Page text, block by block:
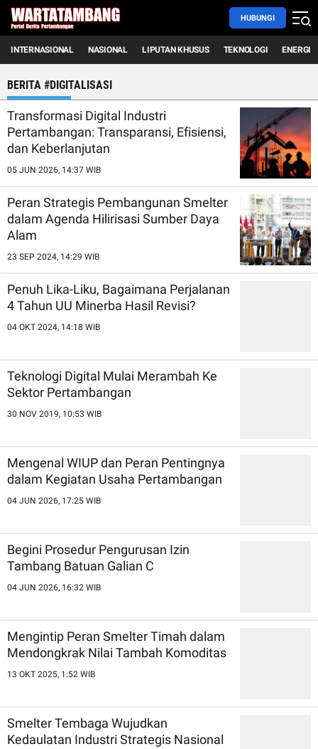
HUBUNGI
INTERNASIONAL NASIONAL LIPUTAN KHUSUS TEKNOLOGI ENERGI
BERITA #DIGITALISASI
Transformasi Digital Industri
Pertambangan: Transparansi, Efisiensi,
dan Keberlanjutan
05 JUN 2026, 14:37 WIB
Peran Strategis Pembangunan Smelter
dalam Agenda Hilirisasi Sumber Daya
Alam
23 SEP 2024, 14:29 WIB
Penuh Lika-Liku, Bagaimana Perjalanan
4 Tahun UU Minerba Hasil Revisi?
04 OKT 2024, 14:18 WIB
Teknologi Digital Mulai Merambah Ke
Sektor Pertambangan
30 NOV 2019, 10:53 WIB
Mengenal WIUP dan Peran Pentingnya
dalam Kegiatan Usaha Pertambangan
04 JUN 2026, 17:25 WIB
Begini Prosedur Pengurusan Izin
Tambang Batuan Galian C
04 JUN 2026, 16:32 WIB
Mengintip Peran Smelter Timah dalam
Mendongkrak Nilai Tambah Komoditas
13 OKT 2025, 1:52 WIB
Smelter Tembaga Wujudkan
Kedaulatan Industri Strategis Nasional